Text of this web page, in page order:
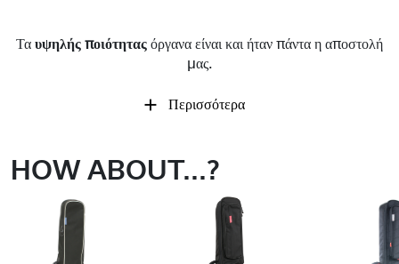
Τα υψηλής ποιότητας όργανα είναι και ήταν πάντα η αποστολή
μας.
Περισσότερα
HOW ABOUT...?